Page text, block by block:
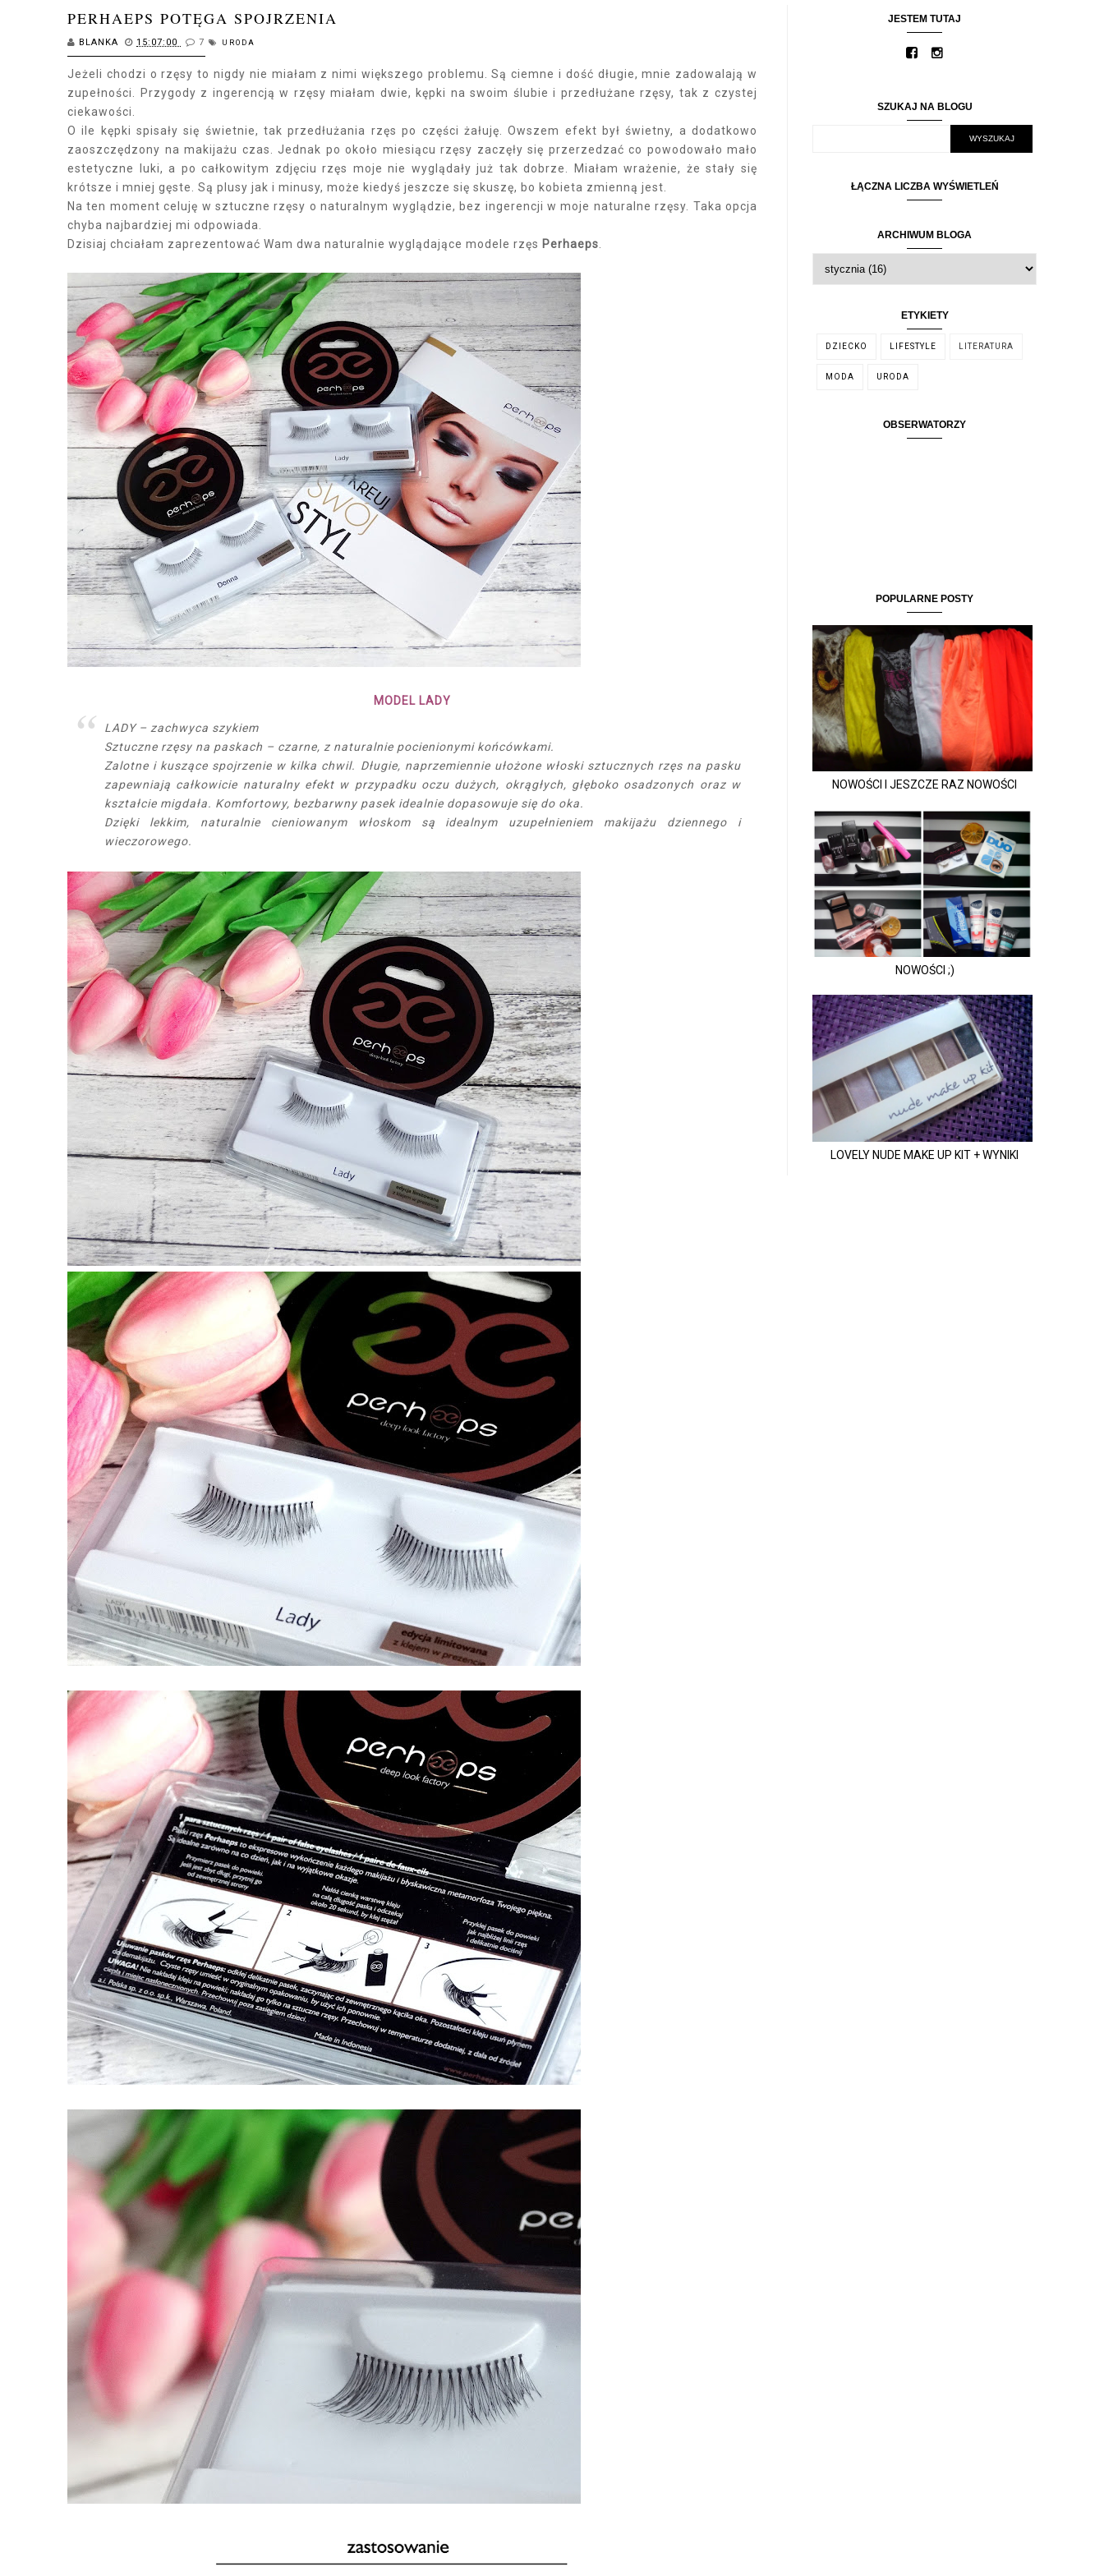
PERHAEPS POTĘGA SPOJRZENIA
BLANKA 15:07:00 7 URODA
Jeżeli chodzi o rzęsy to nigdy nie miałam z nimi większego problemu. Są ciemne i dość długie, mnie zadowalają w
zupełności. Przygody z ingerencją w rzęsy miałam dwie, kępki na swoim ślubie i przedłużane rzęsy, tak z czystej
ciekawości.
O ile kępki spisały się świetnie, tak przedłużania rzęs po części żałuję. Owszem efekt był świetny, a dodatkowo
zaoszczędzony na makijażu czas. Jednak po około miesiącu rzęsy zaczęły się przerzedzać co powodowało mało
estetyczne luki, a po całkowitym zdjęciu rzęs moje nie wyglądały już tak dobrze. Miałam wrażenie, że stały się
krótsze i mniej gęste. Są plusy jak i minusy, może kiedyś jeszcze się skuszę, bo kobieta zmienną jest.
Na ten moment celuję w sztuczne rzęsy o naturalnym wyglądzie, bez ingerencji w moje naturalne rzęsy. Taka opcja
chyba najbardziej mi odpowiada.
Dzisiaj chciałam zaprezentować Wam dwa naturalnie wyglądające modele rzęs Perhaeps
MODEL LADY
LADY – zachwyca szykiem
Sztuczne rzęsy na paskach – czarne, z naturalnie pocienionymi końcówkami.
Zalotne i kuszące spojrzenie w kilka chwil. Długie, naprzemiennie ułożone włoski sztucznych rzęs na pasku
zapewniają całkowicie naturalny efekt w przypadku oczu dużych, okrągłych, głęboko osadzonych oraz w
kształcie migdała. Komfortowy, bezbarwny pasek idealnie dopasowuje się do oka.
Dzięki lekkim, naturalnie cieniowanym włoskom są idealnym uzupełnieniem makijażu dziennego i
wieczorowego.
JESTEM TUTAJ
SZUKAJ NA BLOGU
ŁĄCZNA LICZBA WYŚWIETLEŃ
ARCHIWUM BLOGA
ETYKIETY
DZIECKO LIFESTYLE LITERATURA
MODA URODA
OBSERWATORZY
POPULARNE POSTY
NOWOŚCI I JESZCZE RAZ NOWOŚCI
NOWOŚCI ;)
LOVELY NUDE MAKE UP KIT + WYNIKI